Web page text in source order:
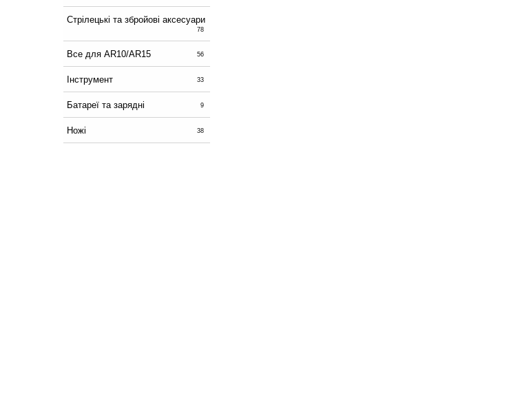
Стрілецькі та збройові аксесуари
78
Все для AR10/AR15 56
Інструмент 33
Батареї та зарядні 9
Ножі 38